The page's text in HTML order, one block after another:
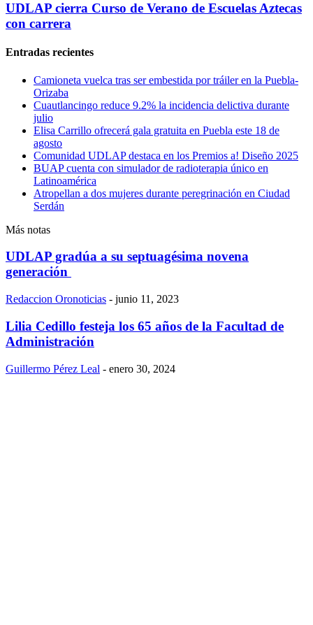
UDLAP cierra Curso de Verano de Escuelas Aztecas
con carrera
Entradas recientes
Camioneta vuelca tras ser embestida por tráiler en la Puebla-
Orizaba
Cuautlancingo reduce 9.2% la incidencia delictiva durante
julio
Elisa Carrillo ofrecerá gala gratuita en Puebla este 18 de
agosto
Comunidad UDLAP destaca en los Premios a! Diseño 2025
BUAP cuenta con simulador de radioterapia único en
Latinoamérica
Atropellan a dos mujeres durante peregrinación en Ciudad
Serdán
Más notas
UDLAP gradúa a su septuagésima novena
generación
Redaccion Oronoticias - junio 11, 2023
Lilia Cedillo festeja los 65 años de la Facultad de
Administración
Guillermo Pérez Leal - enero 30, 2024